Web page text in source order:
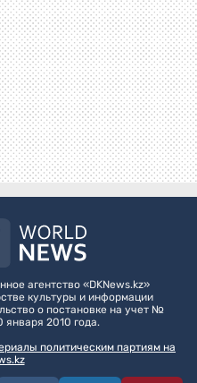
агентство «DKNews.kz»
культуры и информации
о постановке на учет №
2010 года.
политическим партиям на